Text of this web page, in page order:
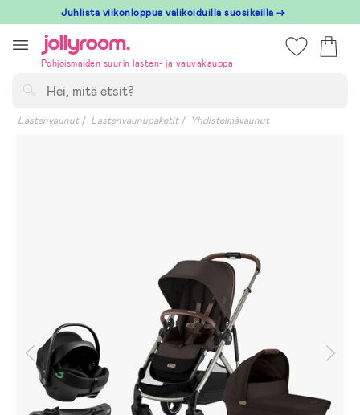
till
innehållet
Juhlista viikonloppua valikoiduilla suosikeilla →
Pohjoismaiden suurin lasten- ja vauvakauppa
Lastenvaunut Lastenvaunupaketit Yhdistelmävaunut